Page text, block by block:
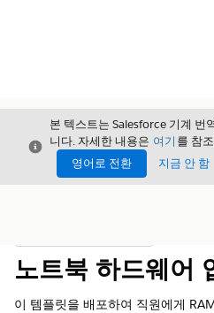
닫기
본 텍스트는 Salesforce 기계 번
니다. 자세한 내용은 여기 를 참
영어로 전환
지금 안 함
노트북 하드웨어
이 템플릿을 배포하여 직원에게